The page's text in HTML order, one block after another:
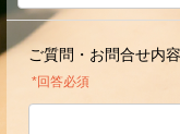
ご質問・お問合せ内
*回答必須